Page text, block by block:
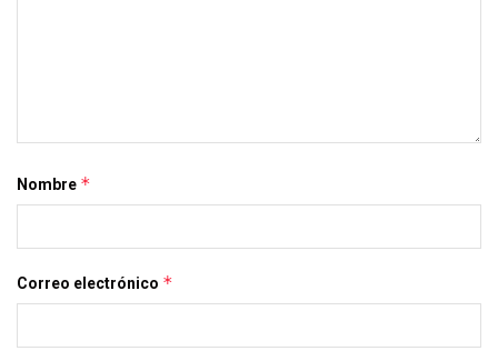
Nombre *
Correo electrónico *